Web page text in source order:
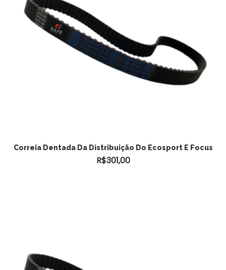
Correia Dentada Da Distribuição Do Ecosport E Focus
R$301,00